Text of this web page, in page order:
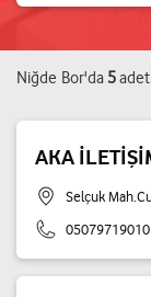
Niğde Bor'da5adet
AKA
Selçuk
05079719010